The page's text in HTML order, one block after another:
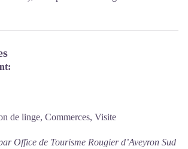
de linge, Commerces, Visite
Office de Tourisme Rougier d’Aveyron Sud